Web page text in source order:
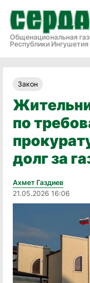
Общенациональная
Республики Ингушетия
Закон
по
долг за
Ахмет Газдиев
21.05.2026 16:06